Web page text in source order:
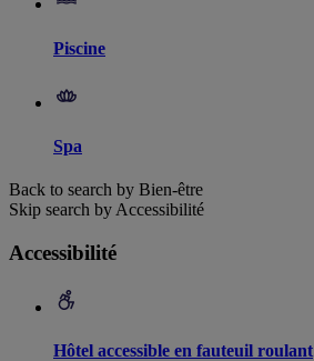
Piscine
Spa
Back to search by Bien-être
Skip search by Accessibilité
Accessibilité
Hôtel accessible en fauteuil roulant